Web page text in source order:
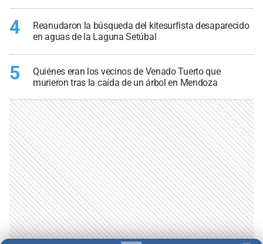
4
Reanudaron la búsqueda del kitesurfista desaparecido
en aguas de la Laguna Setúbal
5
Quiénes eran los vecinos de Venado Tuerto que
murieron tras la caída de un árbol en Mendoza